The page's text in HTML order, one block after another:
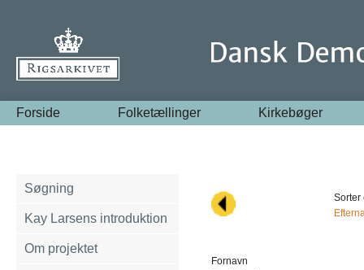
Forside Folketællinger Kirkebøger
Søgning
Kay Larsens introduktion
Om projektet
Sorter
Fornavn